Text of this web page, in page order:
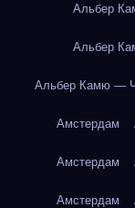
Альбер
Альбер
Альбер Камю —
Амстердам
Амстердам
Амстердам